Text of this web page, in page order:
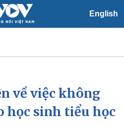
English
Xã hội
Tin 24h
Dự báo thời tiết
về việc không
học sinh tiểu học